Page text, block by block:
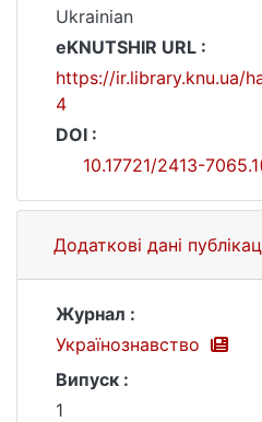
Ukrainian
eKNUTSHIR URL :
https://ir.library.knu.ua/
4
DOI :
10.17721/2413-
Додаткові дані
Журнал :
Українознавство
Випуск :
1